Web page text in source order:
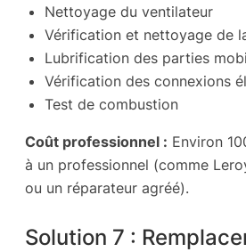
Nettoyage du ventilateur
Vérification et nettoyage de
Lubrification des parties
Vérification des connexions
Test de combustion
Coût professionnel : Environ
à un professionnel (comme
ou un réparateur agréé).
Solution 7 :